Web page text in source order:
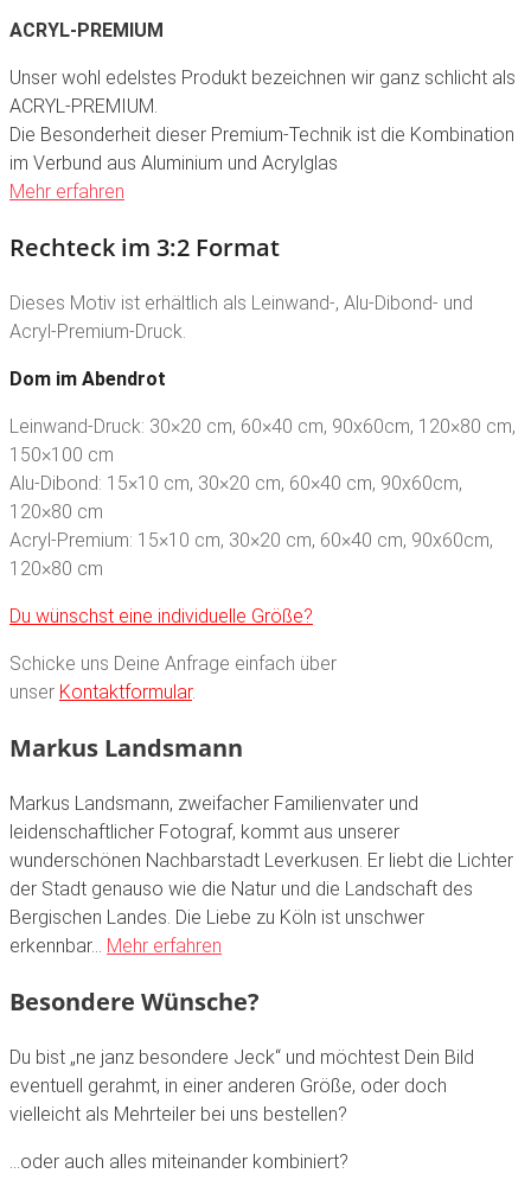
ACRYL-PREMIUM
Unser wohl edelstes Produkt bezeichnen wir ganz schlicht als
ACRYL-PREMIUM.
Die Besonderheit dieser Premium-Technik ist die Kombination
im Verbund aus Aluminium und Acrylglas
Mehr erfahren
Rechteck im 3:2 Format
Dieses Motiv ist erhältlich als Leinwand-, Alu-Dibond- und
Acryl-Premium-Druck.
Dom im Abendrot
Leinwand-Druck: 30×20 cm, 60×40 cm, 90x60cm, 120×80 cm,
150×100 cm
Alu-Dibond: 15×10 cm, 30×20 cm, 60×40 cm, 90x60cm,
120×80 cm
Acryl-Premium: 15×10 cm, 30×20 cm, 60×40 cm, 90x60cm,
120×80 cm
Du wünschst eine individuelle Größe?
Schicke uns Deine Anfrage einfach über
unser Kontaktformular.
Markus Landsmann
Markus Landsmann, zweifacher Familienvater und
leidenschaftlicher Fotograf, kommt aus unserer
wunderschönen Nachbarstadt Leverkusen. Er liebt die Lichter
der Stadt genauso wie die Natur und die Landschaft des
Bergischen Landes. Die Liebe zu Köln ist unschwer
erkennbar… Mehr erfahren
Besondere Wünsche?
Du bist „ne janz besondere Jeck“ und möchtest Dein Bild
eventuell gerahmt, in einer anderen Größe, oder doch
vielleicht als Mehrteiler bei uns bestellen?
…oder auch alles miteinander kombiniert?